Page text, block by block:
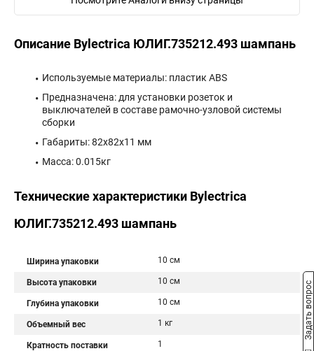
Описание Bylectrica ЮЛИГ.735212.493 шампань
Используемые материалы: пластик ABS
Предназначена: для установки розеток и
выключателей в составе рамочно-узловой системы
сборки
Габариты: 82x82x11 мм
Масса: 0.015кг
Технические характеристики Bylectrica
ЮЛИГ.735212.493 шампань
Ширина упаковки 10 см
Высота упаковки 10 см
Глубина упаковки 10 см
Объемный вес 1 кг
Кратность поставки 1
Задать вопрос